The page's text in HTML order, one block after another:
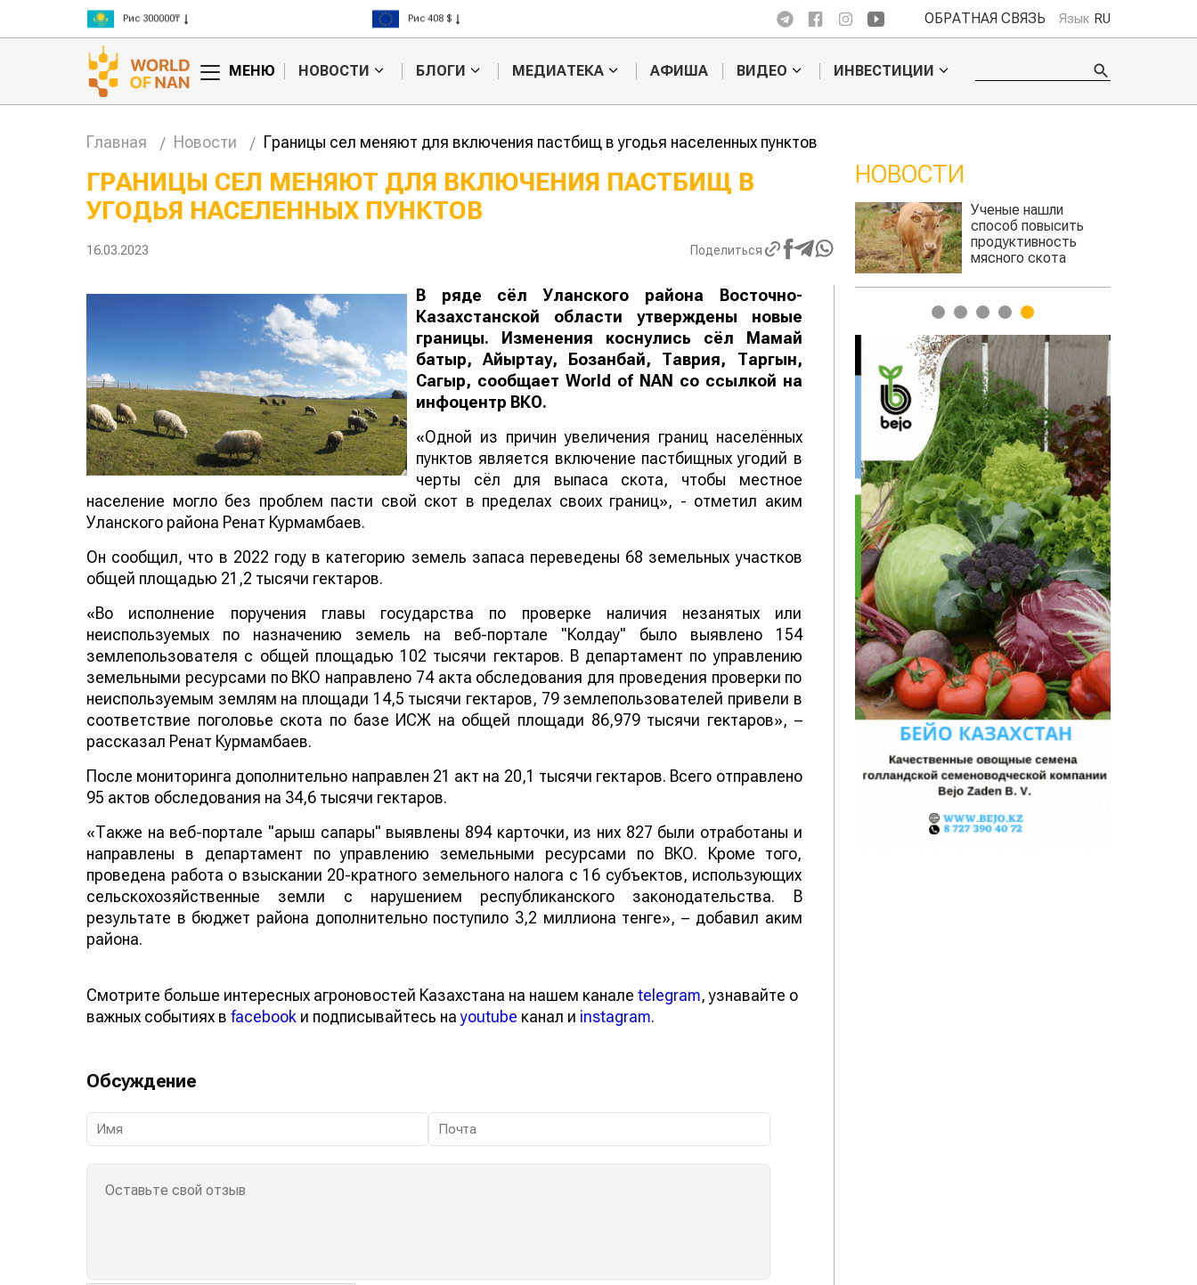
Рис 300000₸
Пшеница 3 класс 125000₸
Рис 408 $
Пшеница 423 $
ОБРАТНАЯ СВЯЗЬ Язык RU
МЕНЮ НОВОСТИ БЛОГИ МЕДИАТЕКА АФИША ВИДЕО ИНВЕСТИЦИИ
Главная Новости Границы сел меняют для включения пастбищ в угодья населенных пунктов
ГРАНИЦЫ СЕЛ МЕНЯЮТ ДЛЯ ВКЛЮЧЕНИЯ ПАСТБИЩ В
УГОДЬЯ НАСЕЛЕННЫХ ПУНКТОВ
16.03.2023 Поделиться
В ряде сёл Уланского района Восточно-
Казахстанской области утверждены новые
границы. Изменения коснулись сёл Мамай
батыр, Айыртау, Бозанбай, Таврия, Таргын,
Сагыр, сообщает World of NAN со ссылкой на
инфоцентр ВКО.
«Одной из причин увеличения границ населённых
пунктов является включение пастбищных угодий в
черты сёл для выпаса скота, чтобы местное
население могло без проблем пасти свой скот в пределах своих границ», - отметил аким
Уланского района Ренат Курмамбаев.
Он сообщил, что в 2022 году в категорию земель запаса переведены 68 земельных участков
общей площадью 21,2 тысячи гектаров.
«Во исполнение поручения главы государства по проверке наличия незанятых или
неиспользуемых по назначению земель на веб-портале "Колдау" было выявлено 154
землепользователя с общей площадью 102 тысячи гектаров. В департамент по управлению
земельными ресурсами по ВКО направлено 74 акта обследования для проведения проверки по
неиспользуемым землям на площади 14,5 тысячи гектаров, 79 землепользователей привели в
соответствие поголовье скота по базе ИСЖ на общей площади 86,979 тысячи гектаров», –
рассказал Ренат Курмамбаев.
После мониторинга дополнительно направлен 21 акт на 20,1 тысячи гектаров. Всего отправлено
95 актов обследования на 34,6 тысячи гектаров.
«Также на веб-портале "Ғарыш сапары" выявлены 894 карточки, из них 827 были отработаны и
направлены в департамент по управлению земельными ресурсами по ВКО. Кроме того,
проведена работа о взыскании 20-кратного земельного налога с 16 субъектов, использующих
сельскохозяйственные земли с нарушением республиканского законодательства. В
результате в бюджет района дополнительно поступило 3,2 миллиона тенге», – добавил аким
района.
Смотрите больше интересных агроновостей Казахстана на нашем канале telegram, узнавайте о
важных событиях в facebook и подписывайтесь наyoutube канал и instagram.
Обсуждение
НОВОСТИ
продуктивность
мясного скота
Жара в Китае может
поднять цены на
зерно
1 2 3 4 5